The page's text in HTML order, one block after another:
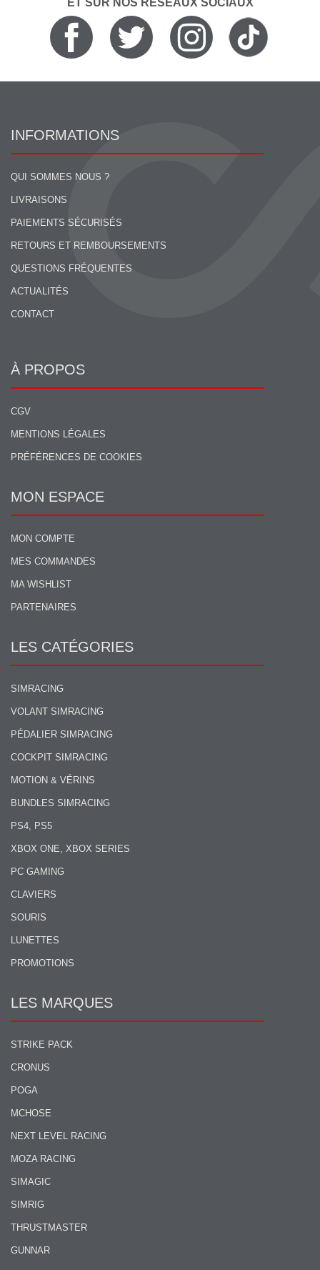
ET SUR NOS RÉSEAUX SOCIAUX
INFORMATIONS
QUI SOMMES NOUS ?
LIVRAISONS
PAIEMENTS SÉCURISÉS
RETOURS ET REMBOURSEMENTS
QUESTIONS FRÉQUENTES
ACTUALITÉS
CONTACT
À PROPOS
CGV
MENTIONS LÉGALES
PRÉFÉRENCES DE COOKIES
MON ESPACE
MON COMPTE
MES COMMANDES
MA WISHLIST
PARTENAIRES
LES CATÉGORIES
SIMRACING
VOLANT SIMRACING
PÉDALIER SIMRACING
COCKPIT SIMRACING
MOTION & VÉRINS
BUNDLES SIMRACING
PS4, PS5
XBOX ONE, XBOX SERIES
PC GAMING
CLAVIERS
SOURIS
LUNETTES
PROMOTIONS
LES MARQUES
STRIKE PACK
CRONUS
POGA
MCHOSE
NEXT LEVEL RACING
MOZA RACING
SIMAGIC
SIMRIG
THRUSTMASTER
GUNNAR